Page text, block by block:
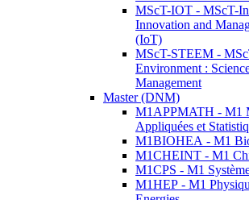
MScT-IOT - MScT-
Innovation and
(IoT)
MScT-STEEM -
Environment :
Management
Master (DNM)
M1APPMATH - M1
Appliquées et
M1BIOHEA - M1
M1CHEINT - M1
M1CPS - M1
M1HEP - M1